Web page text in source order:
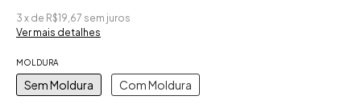
3 x de R$19,67 sem juros
Ver mais detalhes
MOLDURA
Sem Moldura Com Moldura